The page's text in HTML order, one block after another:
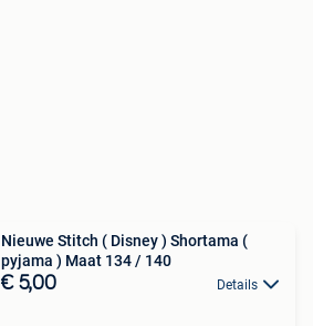
Nieuwe Stitch ( Disney ) Shortama (
pyjama ) Maat 134 / 140
€ 5,00 Details